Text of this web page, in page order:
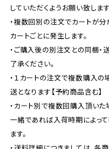
していただくようお願い致します
・複数回別の注文でカートが
カートごとに発生します。
・ご購入後の別注文との同梱
了承ください。
・１カートの注文で複数購入
送となります【予約商品含む】
・カート別で複数回購入頂い
一緒であれば入荷時期によっ
ます。